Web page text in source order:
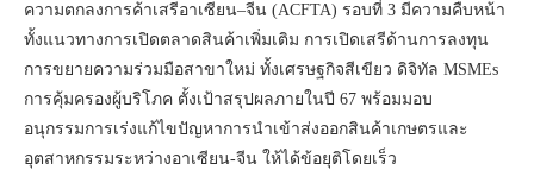
ความตกลงการค้าเสรีอาเซียน–จีน (ACFTA) รอบที่ 3 มีความคืบหน้า
ทั้งแนวทางการเปิดตลาดสินค้าเพิ่มเติม การเปิดเสรีด้านการลงทุน
การขยายความร่วมมือสาขาใหม่ ทั้งเศรษฐกิจสีเขียว ดิจิทัล MSMEs
การคุ้มครองผู้บริโภค ตั้งเป้าสรุปผลภายในปี 67 พร้อมมอบ
อนุกรรมการเร่งแก้ไขปัญหาการนำเข้าส่งออกสินค้าเกษตรและ
อุตสาหกรรมระหว่างอาเซียน-จีน ให้ได้ข้อยุติโดยเร็ว